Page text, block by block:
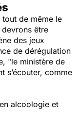
de même le
devrons être
des jeux
de dérégulation
"le ministère de
s’écouter, comme
alcoologie et